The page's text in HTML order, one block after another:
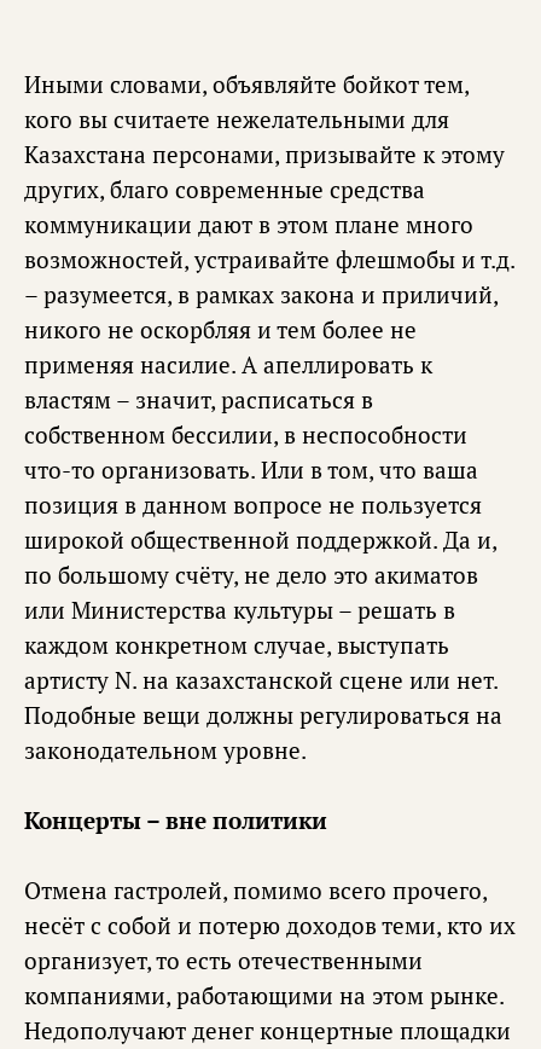
Иными словами, объявляйте бойкот тем,
кого вы считаете нежелательными для
Казахстана персонами, призывайте к этому
других, благо современные средства
коммуникации дают в этом плане много
возможностей, устраивайте флешмобы и т.д.
– разумеется, в рамках закона и приличий,
никого не оскорбляя и тем более не
применяя насилие. А апеллировать к
властям – значит, расписаться в
собственном бессилии, в неспособности
что-то организовать. Или в том, что ваша
позиция в данном вопросе не пользуется
широкой общественной поддержкой. Да и,
по большому счёту, не дело это акиматов
или Министерства культуры – решать в
каждом конкретном случае, выступать
артисту N. на казахстанской сцене или нет.
Подобные вещи должны регулироваться на
законодательном уровне.
Концерты – вне политики
Отмена гастролей, помимо всего прочего,
несёт с собой и потерю доходов теми, кто их
организует, то есть отечественными
компаниями, работающими на этом рынке.
Недополучают денег концертные площадки